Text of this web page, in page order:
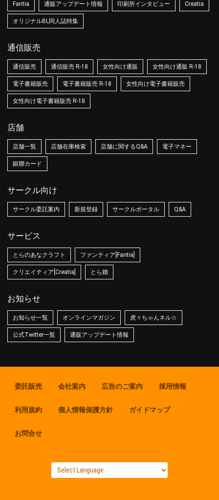
Fantia 通販アップデート情報 印刷所インタビュー Creatia
オリジナルBL同人誌特集
通信販売
通信販売 通信販売 R-18 女性向け通販 女性向け通販 R-18
電子書籍販売 電子書籍販売 R-18 女性向け電子書籍販売
女性向け電子書籍販売 R-18
店舗
店舗一覧 店舗在庫検索 店舗に関するQ&A 電子マネー
銀聯カード
サークル向け
サークル委託案内 新規登録 サークルポータル Q&A
サービス
とらのあなクラフト ファンティア[Fantia]
クリエイティア[Creatia] とら婚
お知らせ
お知らせ一覧 オンラインマガジン 虎々ちゃんネル☆
公式Twitter一覧 通販アップデート情報
委託販売 会社案内 広告のご案内 採用情報
利用規約 個人情報保護方針 ガイドマップ
お問合せ